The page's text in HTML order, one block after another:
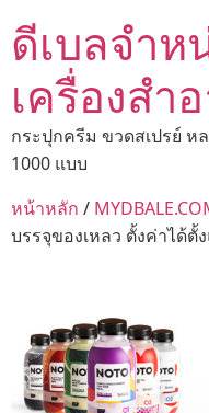
ดีเบลจำ
เครื่องสำ
กระปุกครีม ขวดสเปรย์ ห
1000 แบบ
หน้าหลัก /
บรรจุของเหลว ตั้งค่าได้ตั้